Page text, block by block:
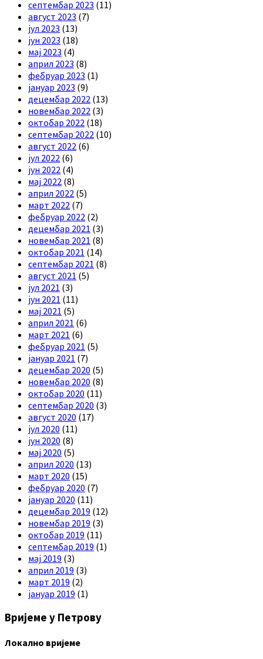
септембар 2023 (11)
август 2023 (7)
јул 2023 (13)
јун 2023 (18)
мај 2023 (4)
април 2023 (8)
фебруар 2023 (1)
јануар 2023 (9)
децембар 2022 (13)
новембар 2022 (3)
октобар 2022 (18)
септембар 2022 (10)
август 2022 (6)
јул 2022 (6)
јун 2022 (4)
мај 2022 (8)
април 2022 (5)
март 2022 (7)
фебруар 2022 (2)
децембар 2021 (3)
новембар 2021 (8)
октобар 2021 (14)
септембар 2021 (8)
август 2021 (5)
јул 2021 (3)
јун 2021 (11)
мај 2021 (5)
април 2021 (6)
март 2021 (6)
фебруар 2021 (5)
јануар 2021 (7)
децембар 2020 (5)
новембар 2020 (8)
октобар 2020 (11)
септембар 2020 (3)
август 2020 (17)
јул 2020 (11)
јун 2020 (8)
мај 2020 (5)
април 2020 (13)
март 2020 (15)
фебруар 2020 (7)
јануар 2020 (11)
децембар 2019 (12)
новембар 2019 (3)
октобар 2019 (11)
септембар 2019 (1)
мај 2019 (3)
април 2019 (3)
март 2019 (2)
јануар 2019 (1)
Вријеме у Петрову
Локално вријеме